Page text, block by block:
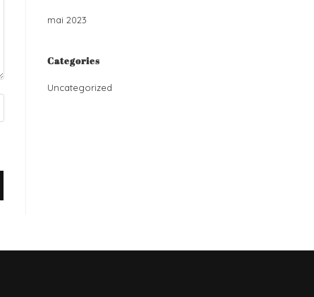
mai 2023
Categories
Uncategorized